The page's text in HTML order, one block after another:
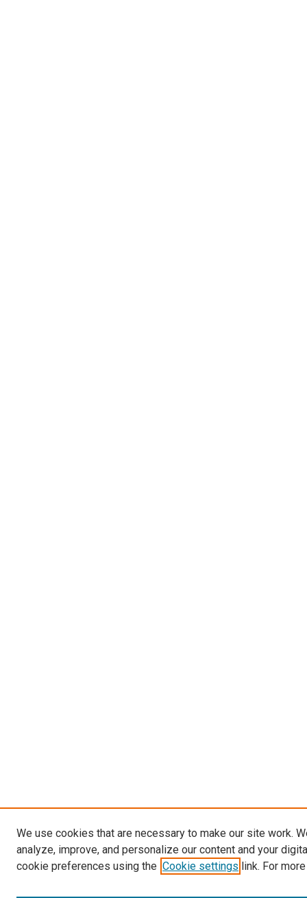
We use cookies that are necessary to make our site work.
analyze, improve, and personalize our content and your
cookie preferences using the Cookie settings link. For